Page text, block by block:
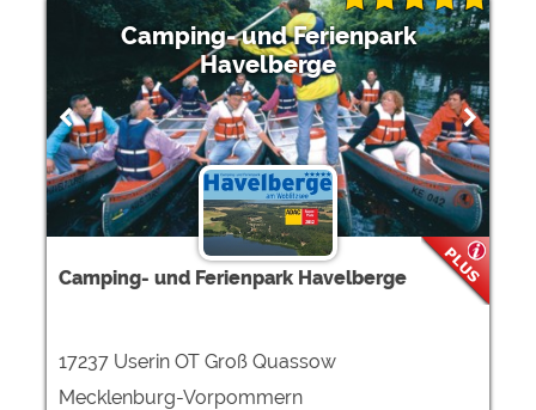
Camping- und Ferienpark
Havelberge
Camping- und Ferienpark Havelberge
17237 Userin OT Groß Quassow
Mecklenburg-Vorpommern